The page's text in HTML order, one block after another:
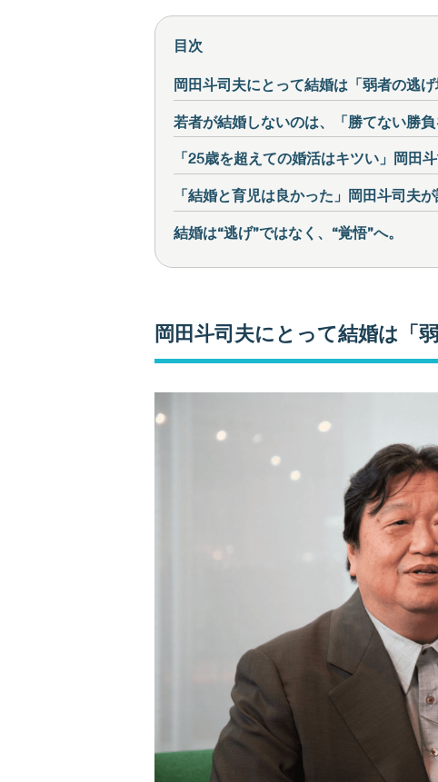
目次
岡田斗司夫にとって結婚は「弱者の逃げ
若者が結婚しないのは、「勝てない勝
「25歳を超えての婚活はキツい」岡田
「結婚と育児は良かった」岡田斗司夫
結婚は“逃げ”ではなく、“覚悟”へ。
岡田斗司夫にとって結婚は「